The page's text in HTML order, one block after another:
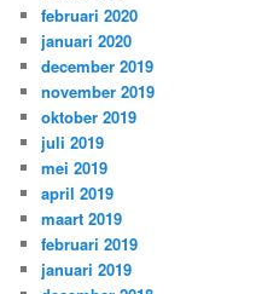
februari 2020
januari 2020
december 2019
november 2019
oktober 2019
juli 2019
mei 2019
april 2019
maart 2019
februari 2019
januari 2019